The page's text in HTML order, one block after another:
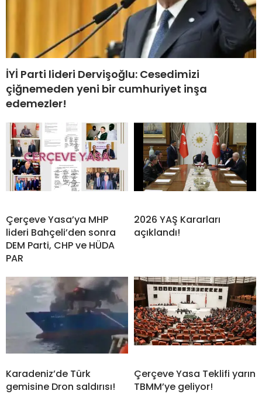
İYİ Parti lideri Dervişoğlu: Cesedimizi
çiğnemeden yeni bir cumhuriyet inşa
edemezler!
Çerçeve Yasa’ya MHP
lideri Bahçeli’den sonra
DEM Parti, CHP ve HÜDA
PAR
2026 YAŞ Kararları
açıklandı!
Karadeniz’de Türk
gemisine Dron saldırısı!
Çerçeve Yasa Teklifi yarın
TBMM’ye geliyor!